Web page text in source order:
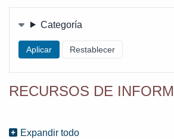
FiltersCategoría
RECURSOS DE
Expandir todo